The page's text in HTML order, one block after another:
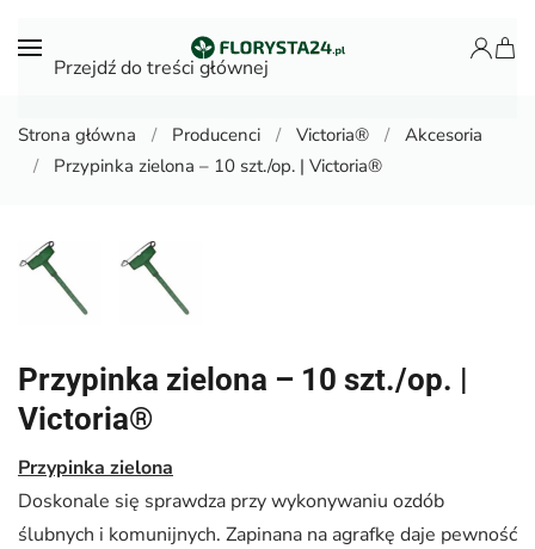
Przejdź do treści głównej
Strona główna Producenci Victoria®
Akcesoria
Przypinka zielona – 10 szt./op. | Victoria®
Przypinka zielona – 10 szt./op. |
Victoria®
Przypinka zielona
Doskonale się sprawdza przy wykonywaniu ozdób
ślubnych i komunijnych. Zapinana na agrafkę daje pewność